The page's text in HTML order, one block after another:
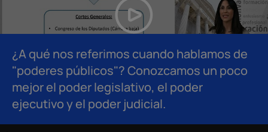
¿A qué nos referimos cuando hablamos de
"poderes públicos"? Conozcamos un poco
mejor el poder legislativo, el poder
ejecutivo y el poder judicial.